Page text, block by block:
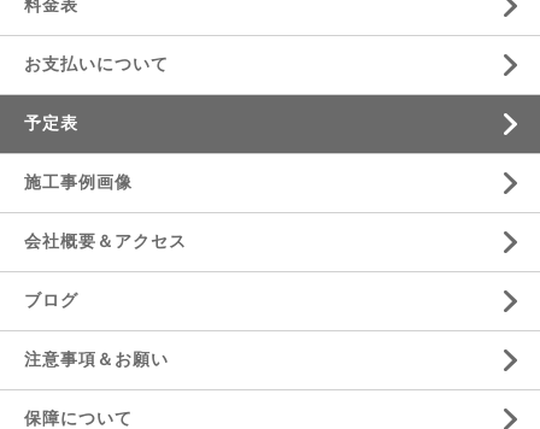
料金表
お支払いについて
予定表
施工事例画像
会社概要＆アクセス
ブログ
注意事項＆お願い
保障について